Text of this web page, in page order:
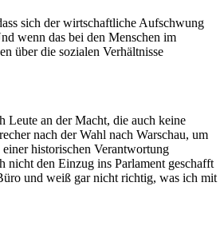
sich der wirtschaftliche Aufschwung
wenn das bei den Menschen im
über die sozialen Verhältnisse
Leute an der Macht, die auch keine
nach der Wahl nach Warschau, um
historischen Verantwortung
den Einzug ins Parlament geschafft
und weiß gar nicht richtig, was ich mit